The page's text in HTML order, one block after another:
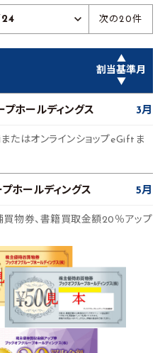
次の20件
▲
割当基準月
▼
プホールディングス 3月
たはオンラインショップeGiftま
プホールディングス 5月
物券、書籍買取金額20％アップ